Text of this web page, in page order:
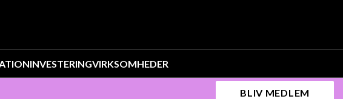
INVESTERINGVIRKSOMHEDER
BLIV MEDLEM